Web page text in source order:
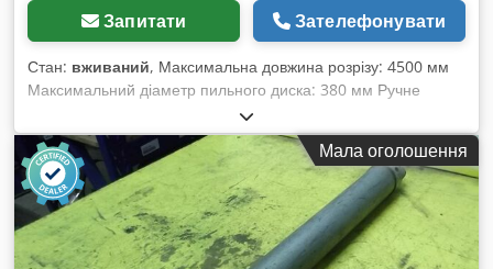
Запитати Зателефонувати
Стан: вживаний, Максимальна довжина розрізу: 4500 мм
Максимальний діаметр пильного диска: 380 мм Ручне
позиціювання пильного агрегата з цифровим дисплеєм для
відображення довжини Діапазон розрізу при 90°: 195 x 120
мм Діапазон розрізу при 45°: 135 x 120 мм Система
мінімального змащування Пневматичні пристрої для
фіксації матеріалу Можливість виконання косих розрізів з
обох боків Управління двома руками Dodpfx Apozi A
Uajmock
Мала оголошення